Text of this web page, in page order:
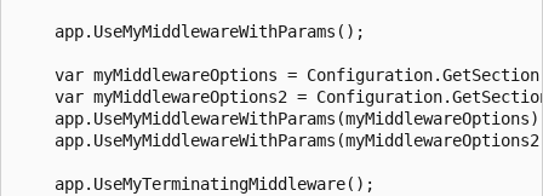
    app.UseMyMiddlewareWithParams();
var myMiddlewareOptions =
var myMiddlewareOptions2 =
    app.UseMyTerminatingMiddleware();